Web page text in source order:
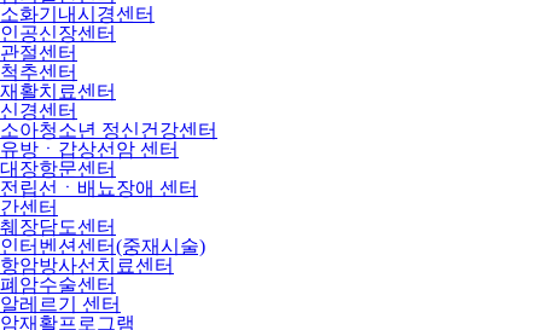
소화기내시경센터
인공신장센터
관절센터
척추센터
재활치료센터
신경센터
소아청소년 정신건강센터
유방ㆍ갑상선암 센터
대장항문센터
전립선ㆍ배뇨장애 센터
간센터
췌장담도센터
인터벤션센터(중재시술)
항암방사선치료센터
폐암수술센터
알레르기 센터
암재활프로그램